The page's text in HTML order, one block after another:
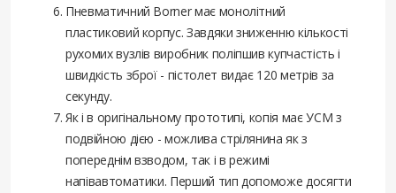
Пневматичний Borner має монолітний
пластиковий корпус. Завдяки зниженню кількості
рухомих вузлів виробник поліпшив купчастість і
швидкість зброї - пістолет видає 120 метрів за
секунду.
Як і в оригінальному прототипі, копія має УСМ з
подвійною дією - можлива стрілянина як з
попереднім взводом, так і в режимі
напівавтоматики. Перший тип допоможе досягти